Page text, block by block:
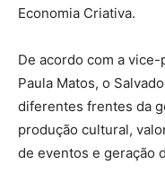
Economia Criativa.
De acordo com a
Paula Matos, o
diferentes frentes da
produção cultural,
de eventos e geração